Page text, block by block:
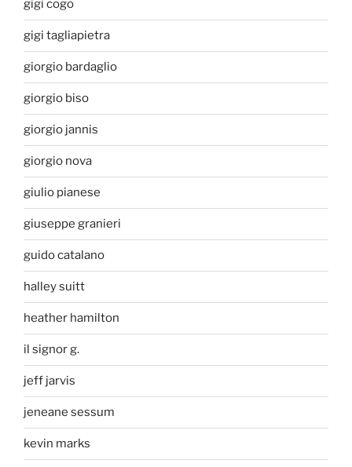
gigi cogo
gigi tagliapietra
giorgio bardaglio
giorgio biso
giorgio jannis
giorgio nova
giulio pianese
giuseppe granieri
guido catalano
halley suitt
heather hamilton
il signor g.
jeff jarvis
jeneane sessum
kevin marks